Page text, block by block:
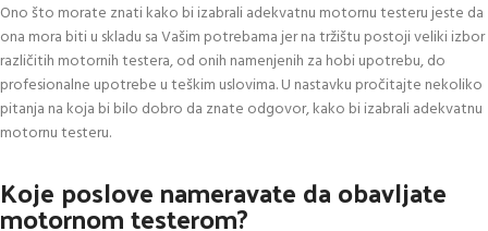
Ono što morate znati kako bi izabrali adekvatnu motornu testeru jeste da
ona mora biti u skladu sa Vašim potrebama jer na tržištu postoji veliki izbor
različitih motornih testera, od onih namenjenih za hobi upotrebu, do
profesionalne upotrebe u teškim uslovima. U nastavku pročitajte nekoliko
pitanja na koja bi bilo dobro da znate odgovor, kako bi izabrali adekvatnu
motornu testeru.
Koje poslove nameravate da obavljate
motornom testerom?